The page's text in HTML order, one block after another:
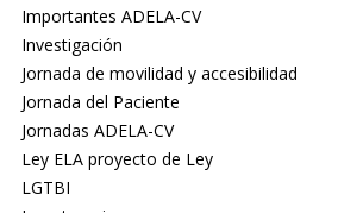
Importantes ADELA-CV
Investigación
Jornada de movilidad y accesibilidad
Jornada del Paciente
Jornadas ADELA-CV
Ley ELA proyecto de Ley
LGTBI